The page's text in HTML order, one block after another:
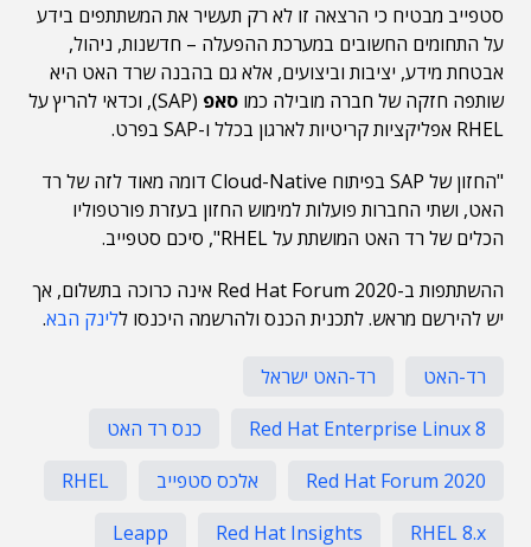
סטפייב מבטיח כי הרצאה זו לא רק תעשיר את המשתתפים בידע
על התחומים החשובים במערכת ההפעלה – חדשנות, ניהול,
אבטחת מידע, יציבות וביצועים, אלא גם בהבנה שרד האט היא
שותפה חזקה של חברה מובילה כמו סאפ
(SAP), וכדאי להריץ על
RHEL אפליקציות קריטיות לארגון בכלל ו-SAP בפרט.
"החזון של SAP בפיתוח Cloud-Native דומה מאוד לזה של רד
האט, ושתי החברות פועלות למימוש החזון בעזרת פורטפוליו
הכלים של רד האט המושתת על RHEL", סיכם סטפייב.
ההשתתפות ב-Red Hat Forum 2020 אינה כרוכה בתשלום, אך
יש להירשם מראש. לתכנית הכנס ולהרשמה היכנסו ללינק הבא.
רד-האט
רד-האט ישראל
Red Hat Enterprise Linux 8
כנס רד האט
Red Hat Forum 2020
אלכס סטפייב
RHEL
RHEL 8.x
Red Hat Insights
Leapp